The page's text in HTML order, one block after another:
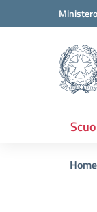
Vai ai contenuti
Vai al menu di
Home